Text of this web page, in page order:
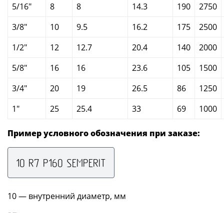
5/16"
8 8 14.3 190
2750
3/8"
10 9.5 16.2 175
2500
1/2"
12 12.7 20.4 140
2000
5/8"
16 16 23.6 105
1500
3/4"
20 19 26.5 86
1250
1"
25 25.4 33 69 1000
Пример условного обозначения при заказе:
10 R7 P160 SEMPERIT
10 — внутренний диаметр, мм